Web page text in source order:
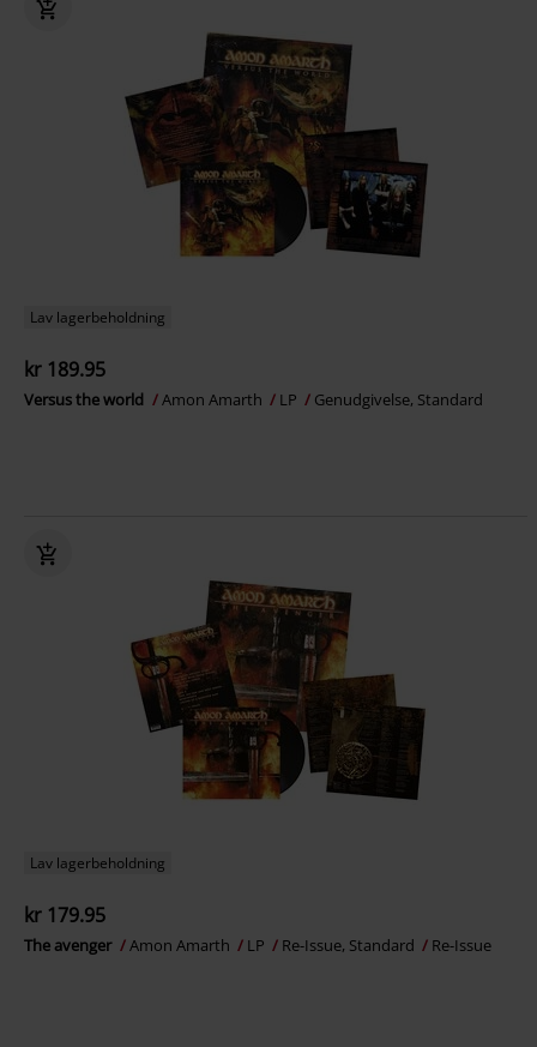
Lav lagerbeholdning
kr 189.95
Versus the world Amon Amarth LP Genudgivelse, Standard
Lav lagerbeholdning
kr 179.95
The avenger Amon Amarth LP Re-Issue, Standard Re-Issue